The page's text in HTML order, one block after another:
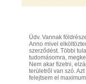
Üdv. Vannak
Anno mivel
szerződést. Többi
tudomásomra,
Nem akar fizetni,
területről van szó.
felejtsem el